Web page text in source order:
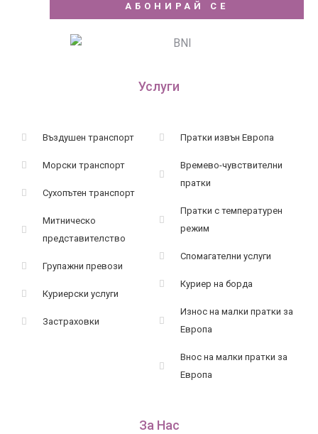
АБОНИРАЙ СЕ
Услуги
Въздушен транспорт
Морски транспорт
Сухопътен транспорт
Митническо
представителство
Групажни превози
Куриерски услуги
Застраховки
Пратки извън Европа
Времево-чувствителни
пратки
Пратки с температурен
режим
Спомагателни услуги
Куриер на борда
Износ на малки пратки за
Европа
Внос на малки пратки за
Европа
За Нас